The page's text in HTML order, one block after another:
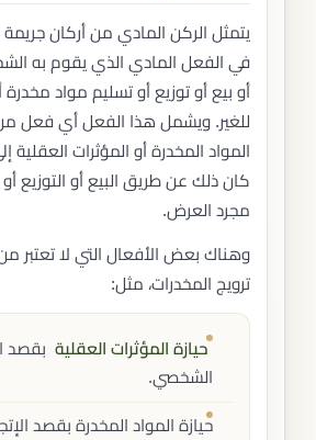
يتمثل الركن المادي من أركان جريمة
في الفعل المادي الذي يقوم به
أو بيع أو توزيع أو تسليم مواد
للغير. ويشمل هذا الفعل أي فعل
المواد المخدرة أو المؤثرات العقلية
كان ذلك عن طريق البيع أو التوزيع
مجرد العرض.
وهناك بعض الأفعال التي لا تعتبر
ترويج المخدرات، مثل:
حيازة المؤثرات العقلية بقصد
الشخصي.
حيازة المواد المخدرة بقصد